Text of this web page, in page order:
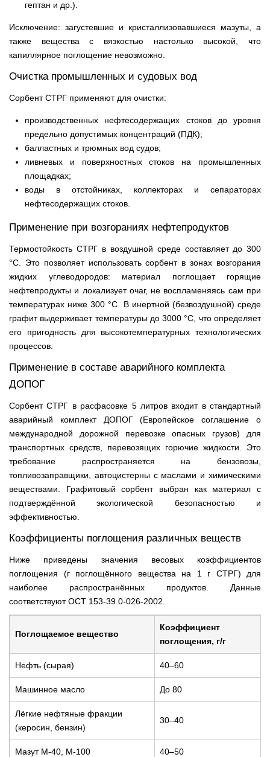
гептан и др.).
Исключение: загустевшие и кристаллизовавшиеся мазуты, а
также вещества с вязкостью настолько высокой, что
капиллярное поглощение невозможно.
Очистка промышленных и судовых вод
Сорбент СТРГ применяют для очистки:
производственных нефтесодержащих стоков до уровня
предельно допустимых концентраций (ПДК);
балластных и трюмных вод судов;
ливневых и поверхностных стоков на промышленных
площадках;
воды в отстойниках, коллекторах и сепараторах
нефтесодержащих стоков.
Применение при возгораниях нефтепродуктов
Термостойкость СТРГ в воздушной среде составляет до 300
°С. Это позволяет использовать сорбент в зонах возгорания
жидких углеводородов: материал поглощает горящие
нефтепродукты и локализует очаг, не воспламеняясь сам при
температурах ниже 300 °С. В инертной (безвоздушной) среде
графит выдерживает температуры до 3000 °С, что определяет
его пригодность для высокотемпературных технологических
процессов.
Применение в составе аварийного комплекта
ДОПОГ
Сорбент СТРГ в расфасовке 5 литров входит в стандартный
аварийный комплект ДОПОГ (Европейское соглашение о
международной дорожной перевозке опасных грузов) для
транспортных средств, перевозящих горючие жидкости. Это
требование распространяется на бензовозы,
топливозаправщики, автоцистерны с маслами и химическими
веществами. Графитовый сорбент выбран как материал с
подтверждённой экологической безопасностью и
эффективностью.
Коэффициенты поглощения различных веществ
Ниже приведены значения весовых коэффициентов
поглощения (г поглощённого вещества на 1 г СТРГ) для
наиболее распространённых продуктов. Данные
соответствуют ОСТ 153-39.0-026-2002.
Поглощаемое вещество
Коэффициент
поглощения, г/г
Нефть (сырая) 40–60
Машинное масло До 80
Лёгкие нефтяные фракции
(керосин, бензин)
30–40
Мазут М-40, М-100 40–50